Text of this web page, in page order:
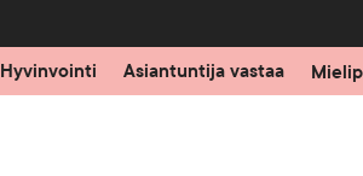
Hyvinvointi Asiantuntija vastaa